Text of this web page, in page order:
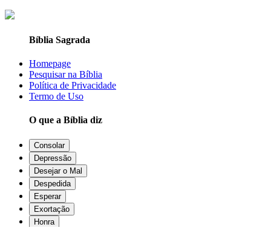
Bíblia Sagrada
Homepage
Pesquisar na Bíblia
Política de Privacidade
Termo de Uso
O que a Bíblia diz
Consolar
Depressão
Desejar o Mal
Despedida
Esperar
Exortação
Honra